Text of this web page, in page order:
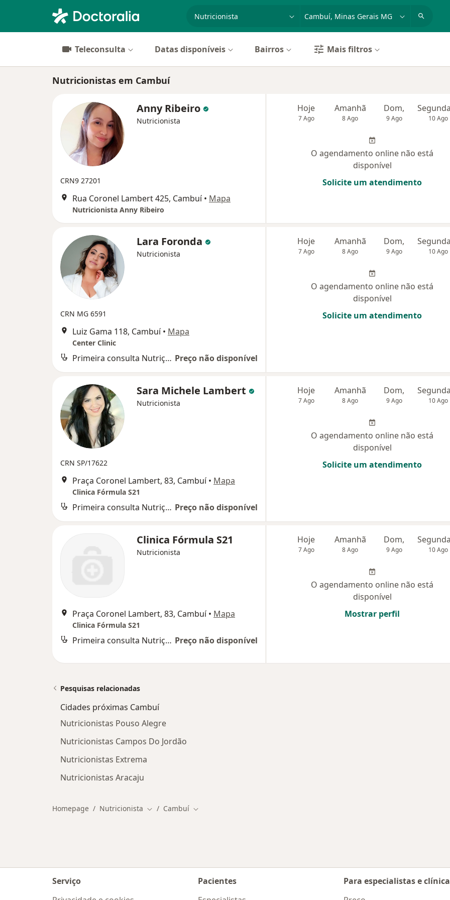
cidade ou região
Teleconsulta Datas disponíveis Bairros Mais filtros
Nutricionistas em Cambuí
Anny Ribeiro
Nutricionista
CRN9 27201
Rua Coronel Lambert 425, Cambuí • Mapa
Nutricionista Anny Ribeiro
Hoje
7 Ago
Amanhã
8 Ago
Dom,
9 Ago 10 Ago
O agendamento online não está
disponível
Solicite um atendimento
Lara Foronda
Nutricionista
CRN MG 6591
Luiz Gama 118, Cambuí • Mapa
Center Clinic
Primeira consulta Nutrição Preço não disponível
Hoje
7 Ago
Amanhã
8 Ago
Dom,
9 Ago 10 Ago
O agendamento online não está
disponível
Solicite um atendimento
Sara Michele Lambert
Nutricionista
CRN SP/17622
Praça Coronel Lambert, 83, Cambuí • Mapa
Clinica Fórmula S21
Primeira consulta Nutrição Preço não disponível
Hoje
7 Ago
Amanhã
8 Ago
Dom,
9 Ago 10 Ago
O agendamento online não está
disponível
Solicite um atendimento
Clinica Fórmula S21
Nutricionista
Praça Coronel Lambert, 83, Cambuí • Mapa
Clinica Fórmula S21
Primeira consulta Nutrição Preço não disponível
Hoje
7 Ago
Amanhã
8 Ago
Dom,
9 Ago 10 Ago
O agendamento online não está
disponível
Mostrar perfil
Pesquisas relacionadas
Cidades próximas Cambuí
Nutricionistas Pouso Alegre
Nutricionistas Campos Do Jordão
Nutricionistas Extrema
Nutricionistas Aracaju
Homepage Nutricionista Mudar de cidade
Cambuí Mudar de cidade
Serviço
Pacientes
Para especialistas e